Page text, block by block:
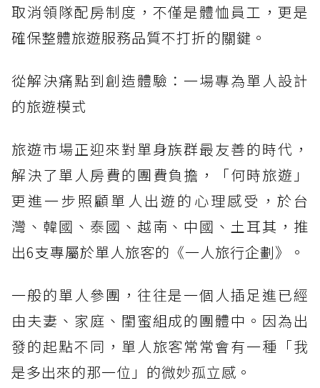
取消領隊配房制度，不僅是體恤員工，更是
確保整體旅遊服務品質不打折的關鍵。
從解決痛點到創造體驗：一場專為單人設計
的旅遊模式
旅遊市場正迎來對單身族群最友善的時代，
解決了單人房費的團費負擔，「何時旅遊」
更進一步照顧單人出遊的心理感受，於台
灣、韓國、泰國、越南、中國、土耳其，推
出6支專屬於單人旅客的《一人旅行企劃》。
一般的單人參團，往往是一個人插足進已經
由夫妻、家庭、閨蜜組成的團體中。因為出
發的起點不同，單人旅客常常會有一種「我
是多出來的那一位」的微妙孤立感。